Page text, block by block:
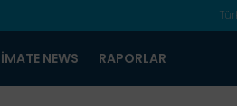
NEWS RAPORLAR